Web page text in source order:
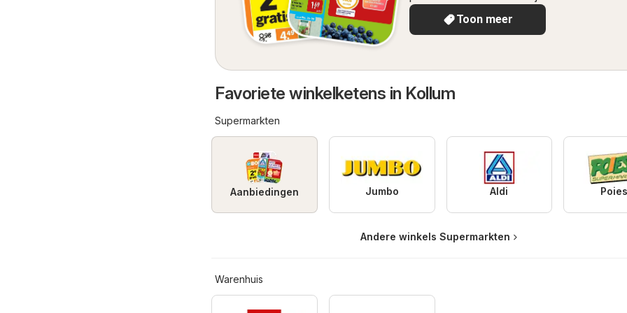
Toon meer
Favoriete winkelketens in Kollum
Supermarkten
Aanbiedingen Jumbo Aldi
Andere winkels Supermarkten
Warenhuis